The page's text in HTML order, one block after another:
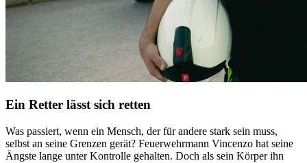
Ein Retter lässt sich retten
Was passiert, wenn ein Mensch, der für andere stark sein muss,
selbst an seine Grenzen gerät? Feuerwehrmann Vincenzo hat seine
Ängste lange unter Kontrolle gehalten. Doch als sein Körper ihn